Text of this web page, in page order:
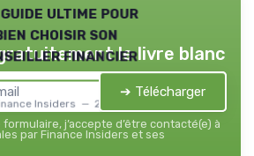
ultime pour
choisir son
financier
Insiders — 2026
le livre blanc
➔ Télécharger
j’accepte d’être contacté(e) à
par Finance Insiders et ses